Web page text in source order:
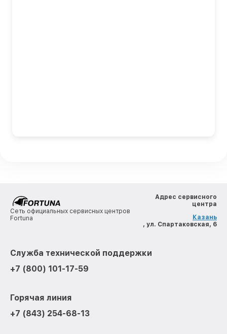
Сеть официальных сервисных центров
Fortuna
Адрес сервисного
центра
Казань
, ул. Спартаковская, 6
Служба технической поддержки
+7 (800) 101-17-59
Горячая линия
+7 (843) 254-68-13